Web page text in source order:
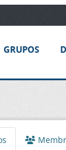
GRUPOS